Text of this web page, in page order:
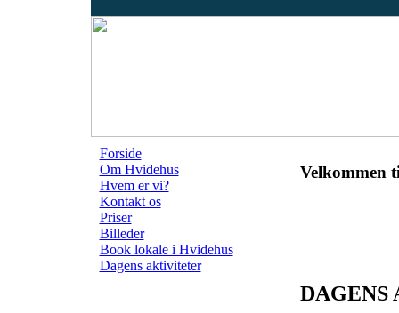
Forside
Om Hvidehus
Hvem er vi?
Kontakt os
Priser
Billeder
Book lokale i Hvidehus
Dagens aktiviteter
Velkommen